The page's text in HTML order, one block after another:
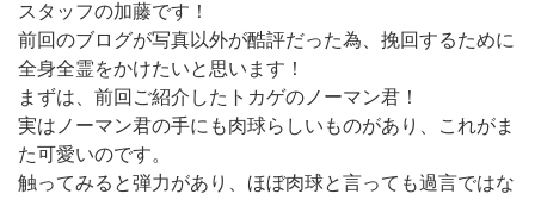
スタッフの加藤です！
前回のブログが写真以外が酷評だった為、挽回するために
全身全霊をかけたいと思います！
まずは、前回ご紹介したトカゲのノーマン君！
実はノーマン君の手にも肉球らしいものがあり、これがま
た可愛いのです。
触ってみると弾力があり、ほぼ肉球と言っても過言ではな